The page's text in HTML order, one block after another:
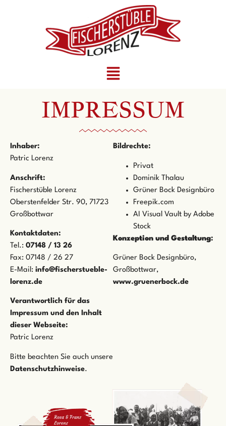
IMPRESSUM
Inhaber:
Patric Lorenz
Anschrift:
Fischerstüble Lorenz
Oberstenfelder Str. 90, 71723
Großbottwar
Kontaktdaten:
Tel.: 07148 / 13 26
Fax: 07148 / 26 27
E-Mail: info@fischerstueble-
lorenz.de
Verantwortlich für das
Impressum und den Inhalt
dieser Webseite:
Patric Lorenz
Bitte beachten Sie auch unsere
Datenschutzhinweise.
Bildrechte:
Privat
Dominik Thalau
Grüner Bock Designbüro
Freepik.com
AI Visual Vault by Adobe
Stock
Konzeption und Gestaltung:
Grüner Bock Designbüro,
Großbottwar,
www.gruenerbock.de